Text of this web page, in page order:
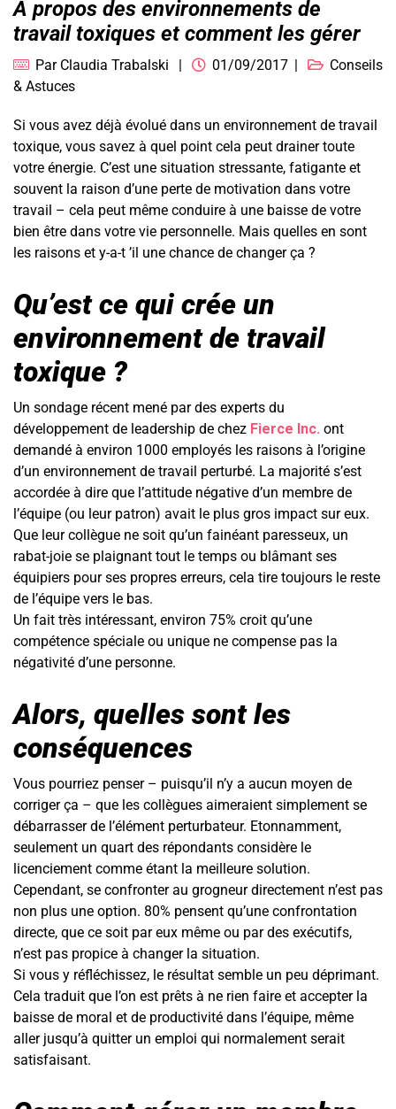
A propos des environnements de
travail toxiques et comment les gérer
Par Claudia Trabalski 01/09/2017
Conseils
& Astuces
Si vous avez déjà évolué dans un environnement de travail
toxique, vous savez à quel point cela peut drainer toute
votre énergie. C’est une situation stressante, fatigante et
souvent la raison d’une perte de motivation dans votre
travail – cela peut même conduire à une baisse de votre
bien être dans votre vie personnelle. Mais quelles en sont
les raisons et y-a-t ’il une chance de changer ça ?
Qu’est ce qui crée un
environnement de travail
toxique ?
Un sondage récent mené par des experts du
développement de leadership de chez Fierce Inc. ont
demandé à environ 1000 employés les raisons à l’origine
d’un environnement de travail perturbé. La majorité s’est
accordée à dire que l’attitude négative d’un membre de
l’équipe (ou leur patron) avait le plus gros impact sur eux.
Que leur collègue ne soit qu’un fainéant paresseux, un
rabat-joie se plaignant tout le temps ou blâmant ses
équipiers pour ses propres erreurs, cela tire toujours le reste
de l’équipe vers le bas.
Un fait très intéressant, environ 75% croit qu’une
compétence spéciale ou unique ne compense pas la
négativité d’une personne.
Alors, quelles sont les
conséquences
Vous pourriez penser – puisqu’il n’y a aucun moyen de
corriger ça – que les collègues aimeraient simplement se
débarrasser de l’élément perturbateur. Etonnamment,
seulement un quart des répondants considère le
licenciement comme étant la meilleure solution.
Cependant, se confronter au grogneur directement n’est pas
non plus une option. 80% pensent qu’une confrontation
directe, que ce soit par eux même ou par des exécutifs,
n’est pas propice à changer la situation.
Si vous y réfléchissez, le résultat semble un peu déprimant.
Cela traduit que l’on est prêts à ne rien faire et accepter la
baisse de moral et de productivité dans l’équipe, même
aller jusqu’à quitter un emploi qui normalement serait
satisfaisant.